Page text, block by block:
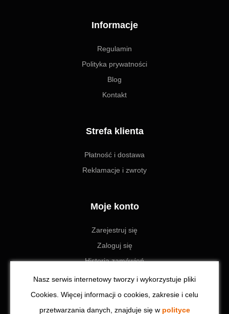
Nasz serwis internetowy tworzy i wykorzystuje pliki
Cookies. Więcej informacji o cookies, zakresie i celu
przetwarzania danych, znajduje się w polityce
Informacje
Regulamin
Polityka prywatności
Blog
Kontakt
Strefa klienta
Płatność i dostawa
Reklamacje i zwroty
Moje konto
Zarejestruj się
Zaloguj się
Historia zamówień
Ustawienia